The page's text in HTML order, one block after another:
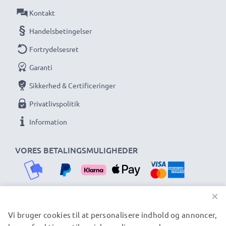
VORES BETALINGSMULIGHEDER
Kontakt
Handelsbetingelser
Fortrydelsesret
Garanti
Sikkerhed & Certificeringer
Privatlivspolitik
Information
VORES FORSENDELSESPARTNERE
×
Vi bruger cookies til at personalisere indhold og annoncer,